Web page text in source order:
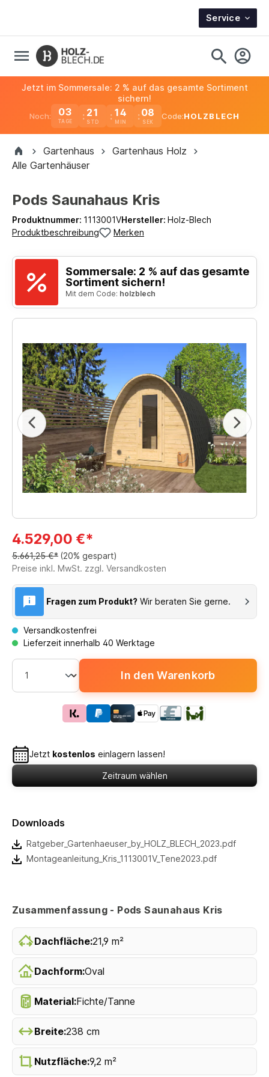
Service
Noch: 03
TAGE
21 14 07
Jetzt im Sommersale: 2 % auf das gesamte Sortiment
sichern!
Code:HOLZBLECH
Gartenhaus
Gartenhaus Holz
Alle Gartenhäuser
Pods Saunahaus Kris
Produktnummer: 1113001VHersteller: Holz-Blech
Produktbeschreibung
Merken
Sommersale: 2 % auf das gesamte
Sortiment sichern!
Mit dem Code: holzblech
4.529,00 €*
5.661,25 €* (20% gespart)
Preise inkl. MwSt. zzgl. Versandkosten
Fragen zum Produkt? Wir beraten Sie gerne.
Versandkostenfrei
Lieferzeit innerhalb 40 Werktage
In den Warenkorb
Jetzt kostenlos einlagern lassen!
Zeitraum wählen
Downloads
Ratgeber_Gartenhaeuser_by_HOLZ_BLECH_2023.pdf
Montageanleitung_Kris_1113001V_Tene2023.pdf
Zusammenfassung - Pods Saunahaus Kris
Dachfläche:21,9 m²
Dachform:Oval
Material:Fichte/Tanne
Breite:238 cm
Nutzfläche:9,2 m²